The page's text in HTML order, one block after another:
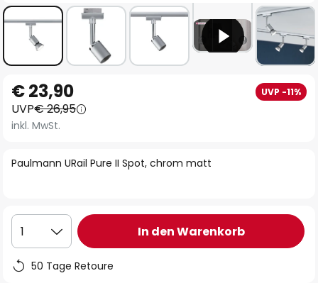
Anfang
der
Bildgalerie
Paulmann URail Pure II Spot, chrom matt
€ 23,90 UVP -11%
UVP€ 26,95
inkl. MwSt.
1 In den Warenkorb
50 Tage Retoure